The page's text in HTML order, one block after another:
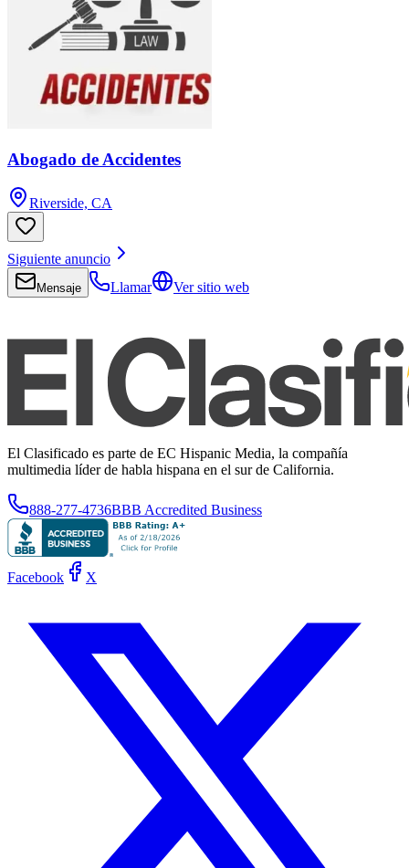
Abogado de Accidentes
Riverside, CA
Siguiente anuncio
Mensaje Llamar Ver sitio web
El Clasificado es parte de EC Hispanic Media, la compañía
multimedia líder de habla hispana en el sur de California.
888-277-4736BBB Accredited Business
Facebook X